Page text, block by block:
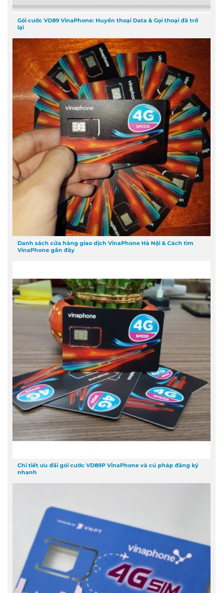
Gói cước VD89 VinaPhone: Huyền thoại Data & Gọi thoại đã trở
lại
Danh sách cửa hàng giao dịch VinaPhone Hà Nội & Cách tìm
VinaPhone gần đây
Chi tiết ưu đãi gói cước VD89P VinaPhone và cú pháp đăng ký
nhanh